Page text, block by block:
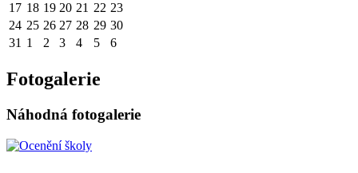
17 18 19 20 21 22 23
24 25 26 27 28 29 30
31 1 2 3 4 5 6
Fotogalerie
Náhodná fotogalerie